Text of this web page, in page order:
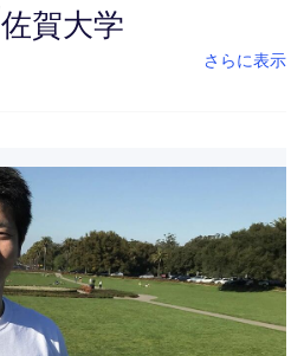
佐賀大学
さらに表示